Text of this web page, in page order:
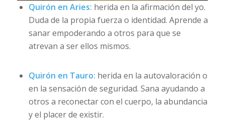
Quirón en Aries: herida en la afirmación del yo.
Duda de la propia fuerza o identidad. Aprende a
sanar empoderando a otros para que se
atrevan a ser ellos mismos.
Quirón en Tauro: herida en la autovaloración o
en la sensación de seguridad. Sana ayudando a
otros a reconectar con el cuerpo, la abundancia
y el placer de existir.